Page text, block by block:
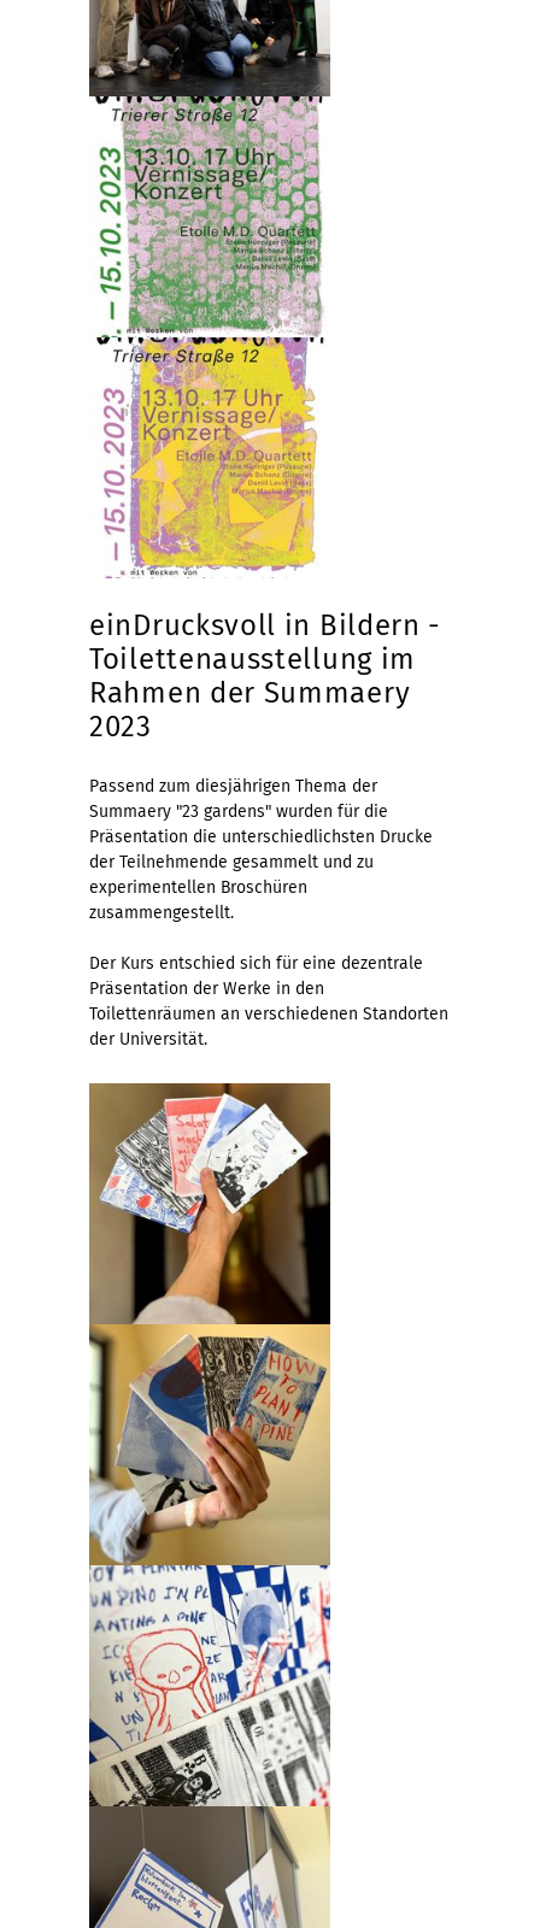
einDrucksvoll in Bildern -
Toilettenausstellung im
Rahmen der Summaery
2023
Passend zum diesjährigen Thema der
Summaery "23 gardens" wurden für die
Präsentation die unterschiedlichsten Drucke
der Teilnehmende gesammelt und zu
experimentellen Broschüren
zusammengestellt.
Der Kurs entschied sich für eine dezentrale
Präsentation der Werke in den
Toilettenräumen an verschiedenen Standorten
der Universität.